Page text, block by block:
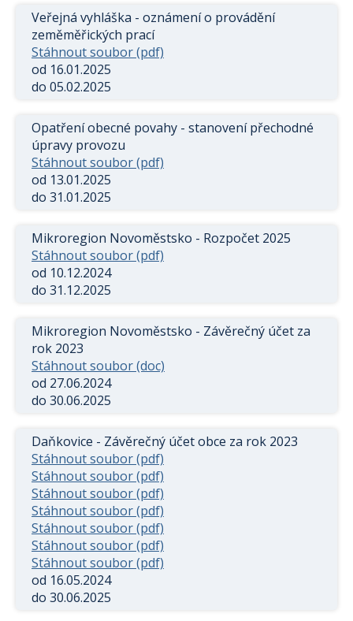
Veřejná vyhláška - oznámení o provádění
zeměměřických prací
Stáhnout soubor (pdf)
od 16.01.2025
do 05.02.2025
Opatření obecné povahy - stanovení přechodné
úpravy provozu
Stáhnout soubor (pdf)
od 13.01.2025
do 31.01.2025
Mikroregion Novoměstsko - Rozpočet 2025
Stáhnout soubor (pdf)
od 10.12.2024
do 31.12.2025
Mikroregion Novoměstsko - Závěrečný účet za
rok 2023
Stáhnout soubor (doc)
od 27.06.2024
do 30.06.2025
Daňkovice - Závěrečný účet obce za rok 2023
Stáhnout soubor (pdf)
Stáhnout soubor (pdf)
Stáhnout soubor (pdf)
Stáhnout soubor (pdf)
Stáhnout soubor (pdf)
Stáhnout soubor (pdf)
Stáhnout soubor (pdf)
od 16.05.2024
do 30.06.2025